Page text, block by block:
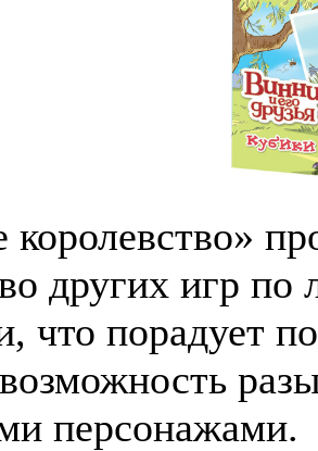
королевство»
других игр по
что порадует
персонажами.